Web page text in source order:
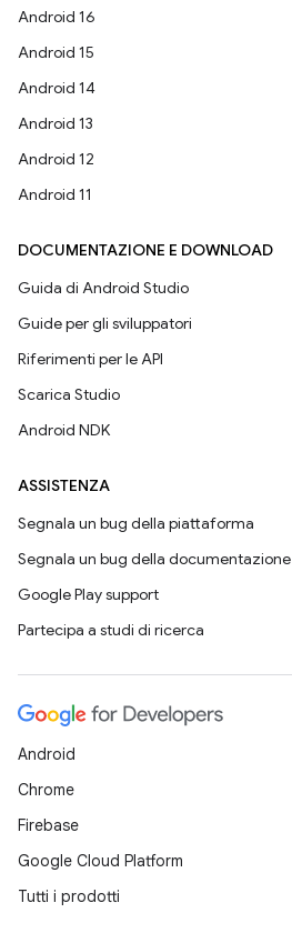
Android 16
Android 15
Android 14
Android 13
Android 12
Android 11
DOCUMENTAZIONE E DOWNLOAD
Guida di Android Studio
Guide per gli sviluppatori
Riferimenti per le API
Scarica Studio
Android NDK
ASSISTENZA
Segnala un bug della piattaforma
Segnala un bug della documentazione
Google Play support
Partecipa a studi di ricerca
Android
Chrome
Firebase
Google Cloud Platform
Tutti i prodotti